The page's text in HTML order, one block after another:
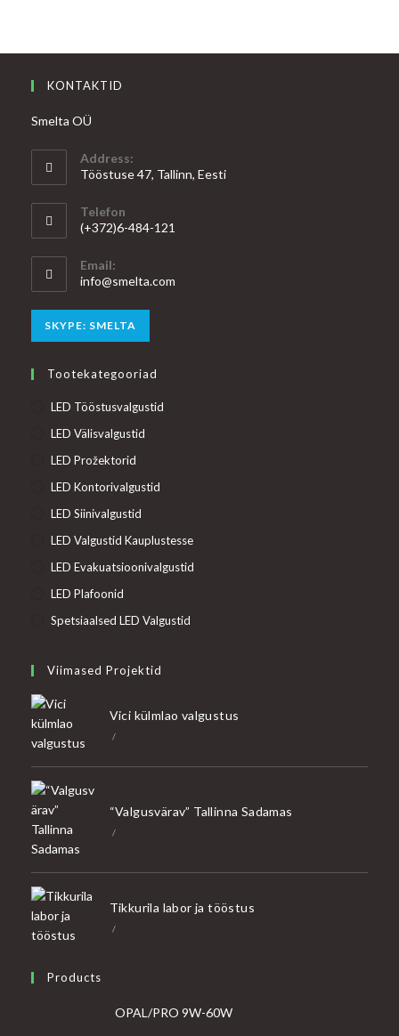
KONTAKTID
Smelta OÜ
Address:
Tööstuse 47, Tallinn, Eesti
Telefon
(+372)6-484-121
Email:
info@smelta.com
SKYPE: SMELTA
in
Tootekategooriad
LED Tööstusvalgustid
LED Välisvalgustid
LED Prožektorid
LED Kontorivalgustid
LED Siinivalgustid
LED Valgustid Kauplustesse
LED Evakuatsioonivalgustid
LED Plafoonid
Spetsiaalsed LED Valgustid
Viimased Projektid
Vici külmlao valgustus
/
“Valgusvärav” Tallinna Sadamas
/
Tikkurila labor ja tööstus
/
Products
OPAL/PRO 9W-60W